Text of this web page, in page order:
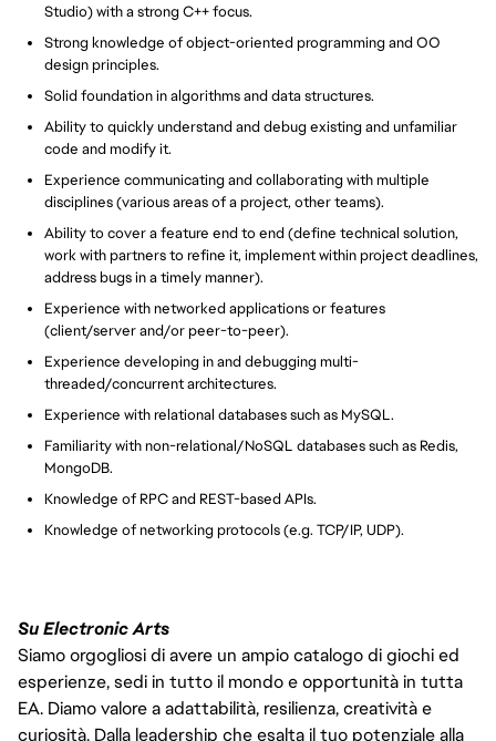
Studio) with a strong C++ focus.
Strong knowledge of object-oriented programming and OO
design principles.
Solid foundation in algorithms and data structures.
Ability to quickly understand and debug existing and unfamiliar
code and modify it.
Experience communicating and collaborating with multiple
disciplines (various areas of a project, other teams).
Ability to cover a feature end to end (define technical solution,
work with partners to refine it, implement within project deadlines,
address bugs in a timely manner).
Experience with networked applications or features
(client/server and/or peer-to-peer).
Experience developing in and debugging multi-
threaded/concurrent architectures.
Experience with relational databases such as MySQL.
Familiarity with non-relational/NoSQL databases such as Redis,
MongoDB.
Knowledge of RPC and REST-based APIs.
Knowledge of networking protocols (e.g. TCP/IP, UDP).
Su Electronic Arts
Siamo orgogliosi di avere un ampio catalogo di giochi ed
esperienze, sedi in tutto il mondo e opportunità in tutta
EA. Diamo valore a adattabilità, resilienza, creatività e
curiosità. Dalla leadership che esalta il tuo potenziale alla